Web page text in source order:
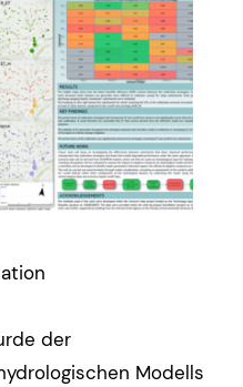
der
Modells